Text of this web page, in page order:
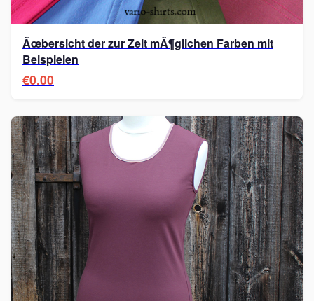
Ãœbersicht der zur Zeit mÃ¶glichen Farben mit
Beispielen
€0.00